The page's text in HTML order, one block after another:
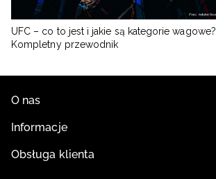
UFC – co to jest i jakie są kategorie wagowe?
Kompletny przewodnik
O nas
Informacje
Obsługa klienta